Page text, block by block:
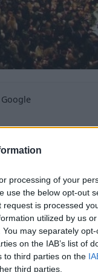
processing of your
use the below opt-out
is processed
utilized by us
may separately
on the IAB’s list of
to third parties on the
third parties.
των